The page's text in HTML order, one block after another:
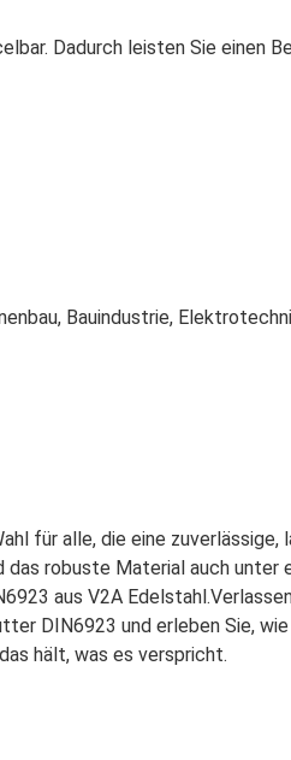
Dadurch leisten Sie einen
Bauindustrie,
für alle, die eine
robuste Material auch unter
aus V2A
DIN6923 und erleben Sie,
hält, was es verspricht.